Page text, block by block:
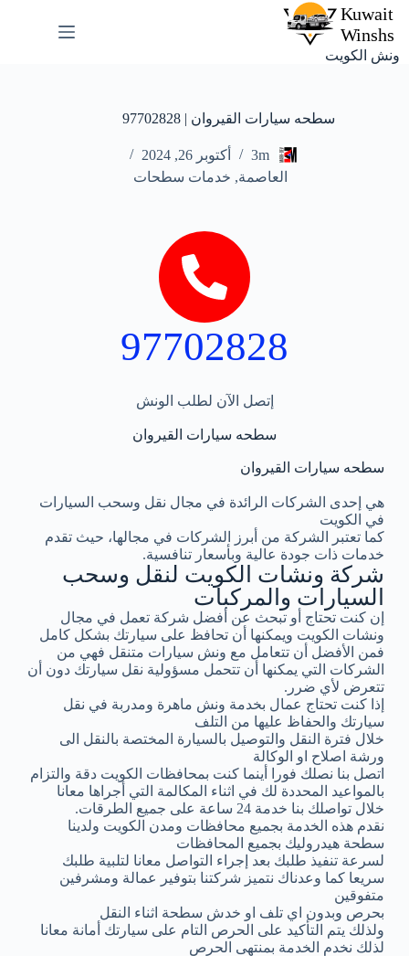
ونش الكويت
سطحه سيارات القيروان | 97702828
3m
أكتوبر 26, 2024
العاصمة, خدمات سطحات
97702828
إتصل الآن لطلب الونش
سطحه سيارات القيروان
سطحه سيارات القيروان
هي إحدى الشركات الرائدة في مجال نقل وسحب السيارات
في الكويت
كما تعتبر الشركة من أبرز الشركات في مجالها، حيث تقدم
خدمات ذات جودة عالية وبأسعار تنافسية.
شركة ونشات الكويت لنقل وسحب
السيارات والمركبات
إن كنت تحتاج أو تبحث عن أفضل شركة تعمل في مجال
ونشات الكويت ويمكنها أن تحافظ على سيارتك بشكل كامل
فمن الأفضل أن تتعامل مع ونش سيارات متنقل فهي من
الشركات التي يمكنها أن تتحمل مسؤولية نقل سيارتك دون أن
تتعرض لأي ضرر.
إذا كنت تحتاج عمال بخدمة ونش ماهرة ومدربة في نقل
سيارتك والحفاظ عليها من التلف
خلال فترة النقل والتوصيل بالسيارة المختصة بالنقل الى
ورشة اصلاح او الوكالة
اتصل بنا نصلك فورا أينما كنت بمحافظات الكويت دقة والتزام
بالمواعيد المحددة لك في اثناء المكالمة التي أجراها معانا
خلال تواصلك بنا خدمة 24 ساعة على جميع الطرقات.
نقدم هذه الخدمة بجميع محافظات ومدن الكويت ولدينا
سطحة هيدروليك بجميع المحافظات
لسرعة تنفيذ طلبك بعد إجراء التواصل معانا لتلبية طلبك
سريعا كما وعدناك نتميز شركتنا بتوفير عمالة ومشرفين
متفوقين
بحرص وبدون اي تلف او خدش سطحة اثناء النقل
ولذلك يتم التأكيد على الحرص التام على سيارتك أمانة معانا
لذلك نخدم الخدمة بمنتهى الحرص